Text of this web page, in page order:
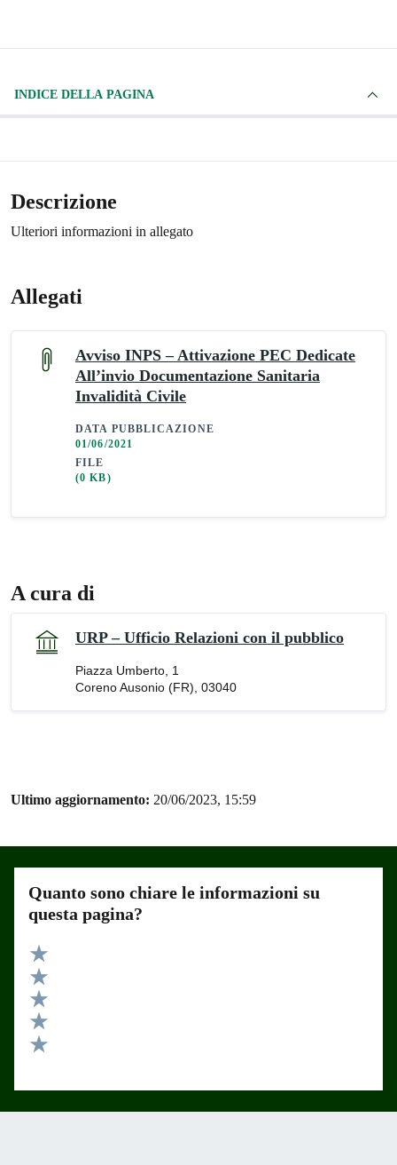
INDICE DELLA PAGINA
Descrizione
Ulteriori informazioni in allegato
Allegati
Avviso INPS – Attivazione PEC Dedicate
All’invio Documentazione Sanitaria
Invalidità Civile
DATA PUBBLICAZIONE
01/06/2021
FILE
(0 KB)
A cura di
URP – Ufficio Relazioni con il pubblico
Piazza Umberto, 1
Coreno Ausonio (FR), 03040
Ultimo aggiornamento: 20/06/2023, 15:59
Quanto sono chiare le informazioni su
questa pagina?
Valuta 5 stelle su 5
Valuta 4 stelle su 5
Valuta 3 stelle su 5
Valuta 2 stelle su 5